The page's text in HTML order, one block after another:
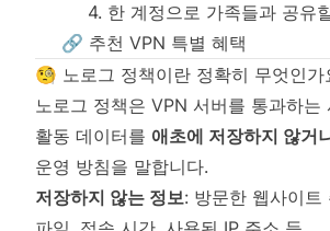
4. 한 계정으로 가족들과 공유
🔗 추천 VPN 특별 혜택
🧐 노로그 정책이란 정확히 무엇인가
노로그 정책은 VPN 서버를 통과하는
활동 데이터를 애초에 저장하지 않거
운영 방침을 말합니다.
저장하지 않는 정보: 방문한 웹사이트